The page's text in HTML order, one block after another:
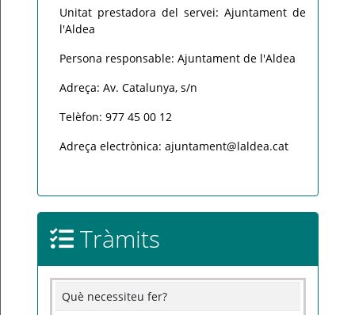
Unitat prestadora del servei: Ajuntament de
l'Aldea
Persona responsable: Ajuntament de l'Aldea
Adreça: Av. Catalunya, s/n
Telèfon: 977 45 00 12
Adreça electrònica: ajuntament@laldea.cat
Tràmits
Què necessiteu fer?